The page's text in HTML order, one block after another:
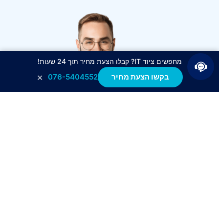
מחפשים ציוד IT? קבלו הצעת מחיר תוך 24 שעות!
בקשו הצעת מחיר 076-5404552
×